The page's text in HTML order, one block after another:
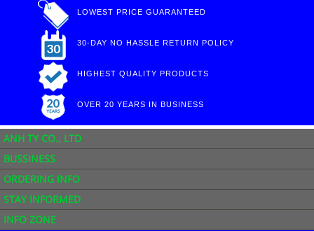
LOWEST PRICE GUARANTEED
30-DAY NO HASSLE RETURN POLICY
HIGHEST QUALITY PRODUCTS
OVER 20 YEARS IN BUSINESS
ANH TY CO., LTD
BUSSINESS
ORDERING INFO
STAY INFORMED
INFO ZONE